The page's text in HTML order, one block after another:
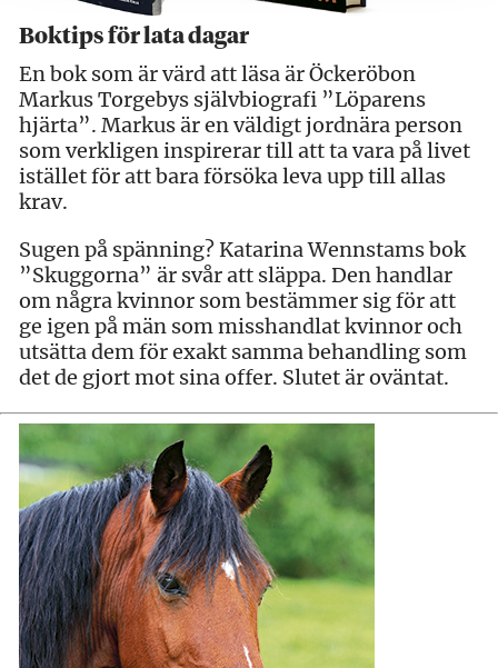
Boktips för lata dagar
En bok som är värd att läsa är Öckeröbon
Markus Torgebys självbiografi ”Löparens
hjärta”. Markus är en väldigt jordnära person
som verkligen inspirerar till att ta vara på livet
istället för att bara försöka leva upp till allas
krav.
Sugen på spänning? Katarina Wennstams bok
”Skuggorna” är svår att släppa. Den handlar
om några kvinnor som bestämmer sig för att
ge igen på män som misshandlat kvinnor och
utsätta dem för exakt samma behandling som
det de gjort mot sina offer. Slutet är oväntat.